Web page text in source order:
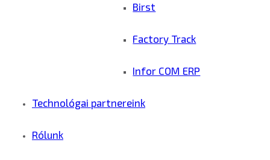
Birst
Factory Track
Infor COM ERP
Technológai partnereink
Rólunk